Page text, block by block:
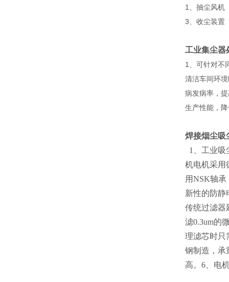
1、抽尘风机
3、收尘装置
工业集尘器
1、可针对不
清洁车间环
病发病率，
生产性能，
焊接烟尘吸
1、工业吸
机电机采用
用NSK轴
新性的防静
传统过滤器
滤0.3um的
理滤芯时只
钢制造，承
高。6、电